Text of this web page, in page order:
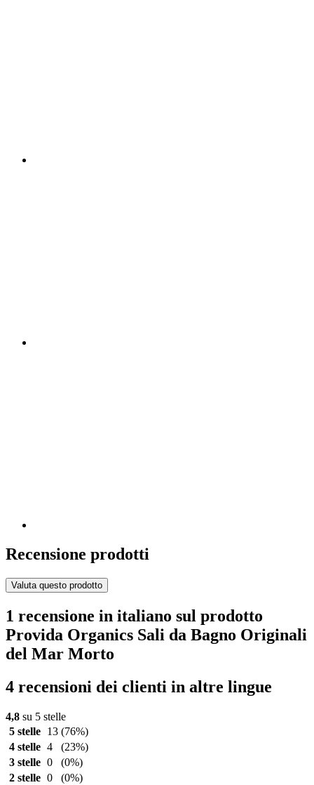
Recensione prodotti
Valuta questo prodotto
1 recensione in italiano sul prodotto
Provida Organics Sali da Bagno Originali
del Mar Morto
4 recensioni dei clienti in altre lingue
4,8 su 5 stelle
5 stelle
13 (76%)
4 stelle 4
(23%)
3 stelle 0
(0%)
2 stelle 0
(0%)